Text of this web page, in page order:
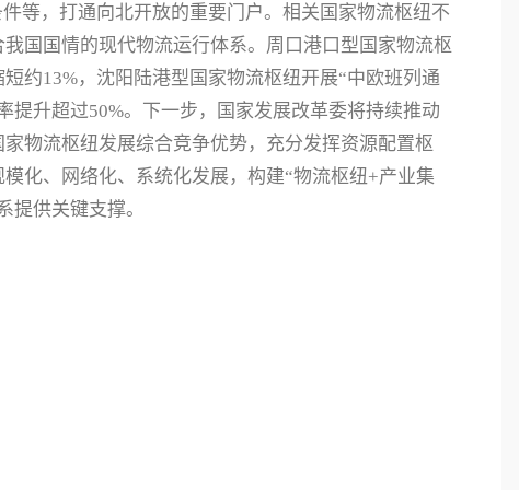
等，打通向北开放的重要门户。相关国家物流枢纽不
国国情的现代物流运行体系。周口港口型国家物流枢
约13%，沈阳陆港型国家物流枢纽开展“中欧班列通
升超过50%。下一步，国家发展改革委将持续推动
物流枢纽发展综合竞争优势，充分发挥资源配置枢
化、网络化、系统化发展，构建“物流枢纽+产业集
供关键支撑。